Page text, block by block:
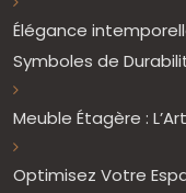
Élégance
Symboles de
Meuble Étagère :
Optimisez Votre